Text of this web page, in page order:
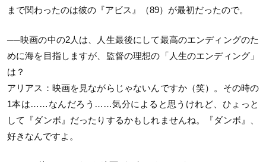
まで関わったのは彼の『アビス』（89）が最初だったので。
──映画の中の2人は、人生最後にして最高のエンディングのた
めに海を目指しますが、監督の理想の「人生のエンディング」
は？
アリアス：映画を見ながらじゃないんですか（笑）。その時の
1本は……なんだろう……気分によると思うけれど、ひょっと
して『ダンボ』だったりするかもしれませんね。『ダンボ』、
好きなんですよ。